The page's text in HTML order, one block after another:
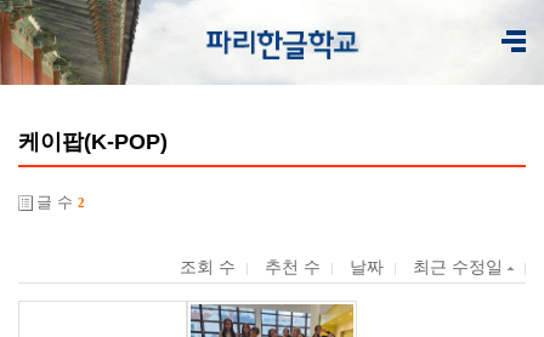
케이팝(K-POP)
글 수 2
조회 수 추천 수 날짜 최근 수정일